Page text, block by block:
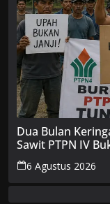
Dua Bulan
Sawit PTPN IV
6 Agustus 2026